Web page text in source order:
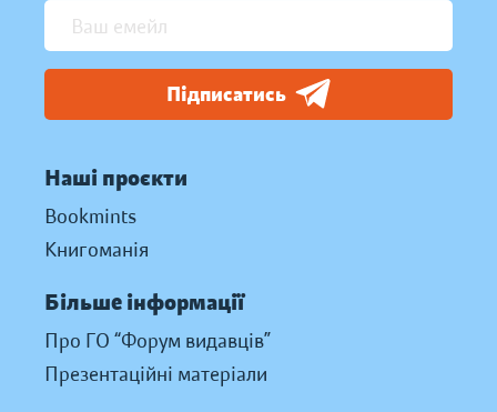
Підписатись
Наші проєкти
Bookmints
Книгоманія
Більше інформації
Про ГО “Форум видавців”
Презентаційні матеріали